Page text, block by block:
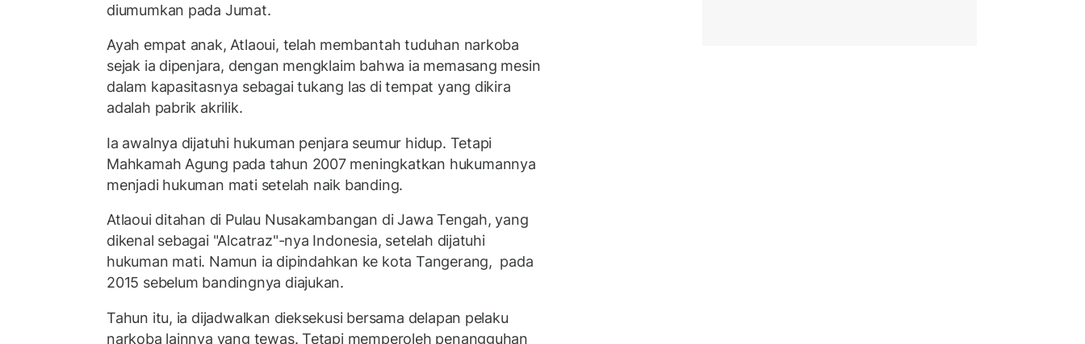
diumumkan pada Jumat.
Ayah empat anak, Atlaoui, telah membantah tuduhan narkoba
sejak ia dipenjara, dengan mengklaim bahwa ia memasang mesin
dalam kapasitasnya sebagai tukang las di tempat yang dikira
adalah pabrik akrilik.
Ia awalnya dijatuhi hukuman penjara seumur hidup. Tetapi
Mahkamah Agung pada tahun 2007 meningkatkan hukumannya
menjadi hukuman mati setelah naik banding.
Atlaoui ditahan di Pulau Nusakambangan di Jawa Tengah, yang
dikenal sebagai "Alcatraz"-nya Indonesia, setelah dijatuhi
hukuman mati. Namun ia dipindahkan ke kota Tangerang, pada
2015 sebelum bandingnya diajukan.
Tahun itu, ia dijadwalkan dieksekusi bersama delapan pelaku
narkoba lainnya yang tewas. Tetapi memperoleh penangguhan